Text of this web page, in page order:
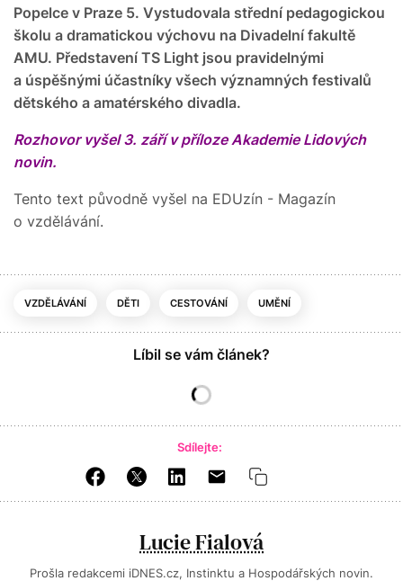
Popelce v Praze 5. Vystudovala střední pedagogickou
školu a dramatickou výchovu na Divadelní fakultě
AMU. Představení TS Light jsou pravidelnými
a úspěšnými účastníky všech významných festivalů
dětského a amatérského divadla.
Rozhovor vyšel 3. září v příloze Akademie Lidových
novin.
Tento text původně vyšel na EDUzín - Magazín
o vzdělávání.
VZDĚLÁVÁNÍ DĚTI CESTOVÁNÍ UMĚNÍ
Líbil se vám článek?
Sdílejte:
Lucie Fialová
Prošla redakcemi iDNES.cz, Instinktu a Hospodářských novin.